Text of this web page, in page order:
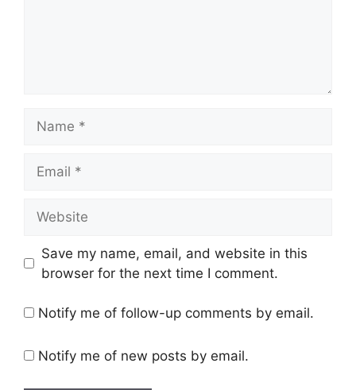
Save my name, email, and website in this
browser for the next time I comment.
Notify me of follow-up comments by email.
Notify me of new posts by email.